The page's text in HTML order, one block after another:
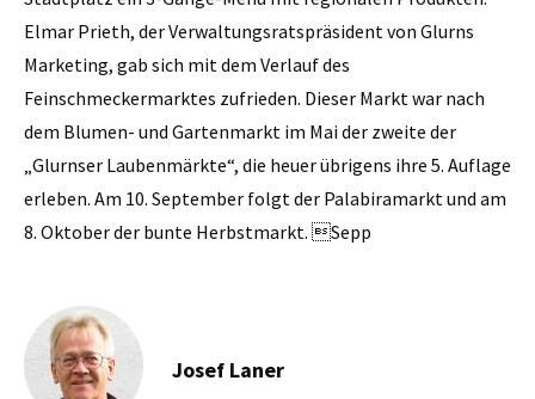
Elmar Prieth, der Verwaltungsratspräsident von Glurns
Marketing, gab sich mit dem Verlauf des
Feinschmeckermarktes zufrieden. Dieser Markt war nach
dem Blumen- und Gartenmarkt im Mai der zweite der
„Glurnser Laubenmärkte“, die heuer übrigens ihre 5. Auflage
erleben. Am 10. September folgt der Palabiramarkt und am
8. Oktober der bunte Herbstmarkt. Sepp
Josef Laner